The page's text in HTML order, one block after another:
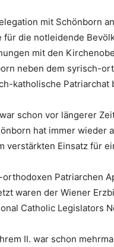
mit Schönborn
für die notleidende
mit den
neben dem syrisch-
katholische Patriarchat
schon vor längerer
hat immer wieder
verstärkten Einsatz für
Patriarchen
waren der Wiener
Catholic Legislators
II. war schon